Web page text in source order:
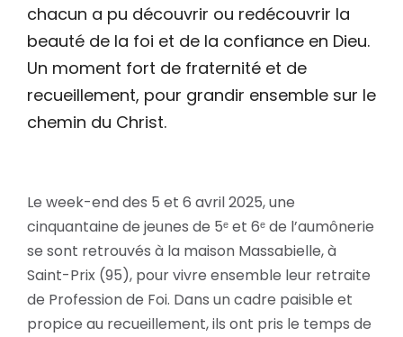
chacun a pu découvrir ou redécouvrir la
beauté de la foi et de la confiance en Dieu.
Un moment fort de fraternité et de
recueillement, pour grandir ensemble sur le
chemin du Christ.
Le week-end des 5 et 6 avril 2025, une
cinquantaine de jeunes de 5ᵉ et 6ᵉ de l’aumônerie
se sont retrouvés à la maison Massabielle, à
Saint-Prix (95), pour vivre ensemble leur retraite
de Profession de Foi. Dans un cadre paisible et
propice au recueillement, ils ont pris le temps de